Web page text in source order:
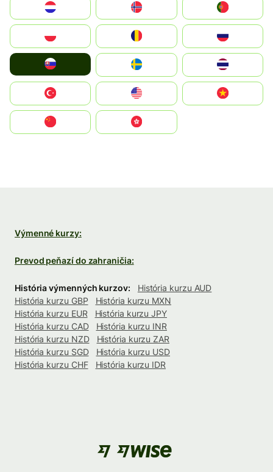
United States
中國香港特別行政區
Výmenné kurzy:
Prevod peňazí do zahraničia:
História výmenných kurzov:
História kurzu AUD
História kurzu GBP
História kurzu MXN
História kurzu EUR
História kurzu JPY
História kurzu CAD
História kurzu INR
História kurzu NZD
História kurzu ZAR
História kurzu SGD
História kurzu USD
História kurzu CHF
História kurzu IDR